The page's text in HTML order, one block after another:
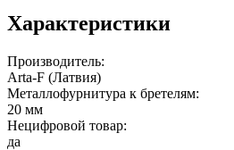
Характеристики
Производитель:
Arta-F (Латвия)
Металлофурнитура к бретелям:
20 мм
Нецифровой товар:
да